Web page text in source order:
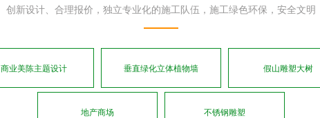
创新设计、合理报价，独立专业化的施工队伍，施工绿色环保，安全文明
商业美陈主题设计 垂直绿化立体植物墙 假山雕塑大树
地产商场 不锈钢雕塑